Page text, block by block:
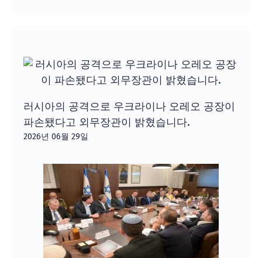
러시아의 공격으로 우크라이나 오레오 공장이
파손됐다고 외무장관이 밝혔습니다.
2026년 06월 29일